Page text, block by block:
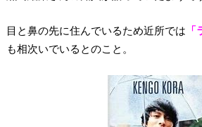
目と鼻の先に住んでいるため近所では
も相次いでいるとのこと。